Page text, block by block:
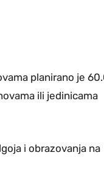
planirano je
ili jedinicama
i obrazovanja na